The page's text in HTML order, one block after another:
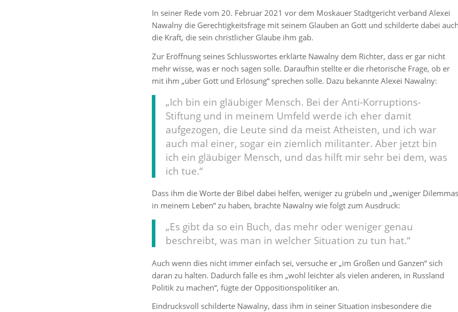
In seiner Rede vom 20. Februar 2021 vor dem Moskauer Stadtgericht verband Alexei
Nawalny die Gerechtigkeitsfrage mit seinem Glauben an Gott und schilderte dabei
die Kraft, die sein christlicher Glaube ihm gab.
Zur Eröffnung seines Schlusswortes erklärte Nawalny dem Richter, dass er gar nicht
mehr wisse, was er noch sagen solle. Daraufhin stellte er die rhetorische Frage, ob er
mit ihm „über Gott und Erlösung“ sprechen solle. Dazu bekannte Alexei Nawalny:
„Ich bin ein gläubiger Mensch. Bei der Anti-Korruptions-
Stiftung und in meinem Umfeld werde ich eher damit
aufgezogen, die Leute sind da meist Atheisten, und ich war
auch mal einer, sogar ein ziemlich militanter. Aber jetzt bin
ich ein gläubi­ger Mensch, und das hilft mir sehr bei dem, was
ich tue.“
Dass ihm die Worte der Bibel dabei helfen, weniger zu grübeln und „weniger Dilemmas
in meinem Leben“ zu haben, brachte Nawalny wie folgt zum Ausdruck:
„Es gibt da so ein Buch, das mehr oder weniger genau
beschreibt, was man in welcher Situa­tion zu tun hat.“
Auch wenn dies nicht immer einfach sei, versuche er „im Großen und Ganzen“ sich
daran zu halten. Dadurch falle es ihm „wohl leichter als vielen anderen, in Russland
Politik zu machen“, fügte der Oppositionspolitiker an.
Eindrucksvoll schilderte Nawalny, dass ihm in seiner Situation insbesondere die